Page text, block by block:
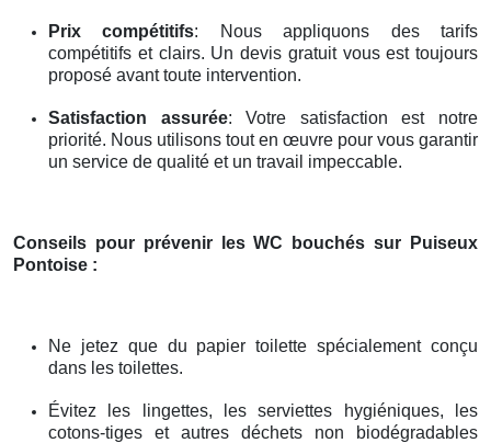
Prix compétitifs: Nous appliquons des tarifs
compétitifs et clairs. Un devis gratuit vous est toujours
proposé avant toute intervention.
Satisfaction assurée: Votre satisfaction est notre
priorité. Nous utilisons tout en œuvre pour vous garantir
un service de qualité et un travail impeccable.
Conseils pour prévenir les WC bouchéssur Puiseux
Pontoise :
Ne jetez que du papier toilette spécialement conçu
dans les toilettes.
Évitez les lingettes, les serviettes hygiéniques, les
cotons-tiges et autres déchets non biodégradables